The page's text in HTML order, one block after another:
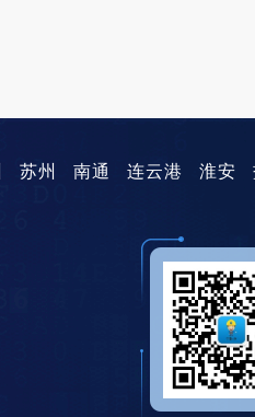
苏州 南通 连云港 淮安